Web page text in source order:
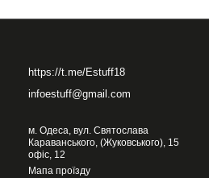
https://t.me/Estuff18
infoestuff@gmail.com
м. Одеса, вул. Святослава
Караванського, (Жуковського), 15
офіс, 12
Мапа проїзду